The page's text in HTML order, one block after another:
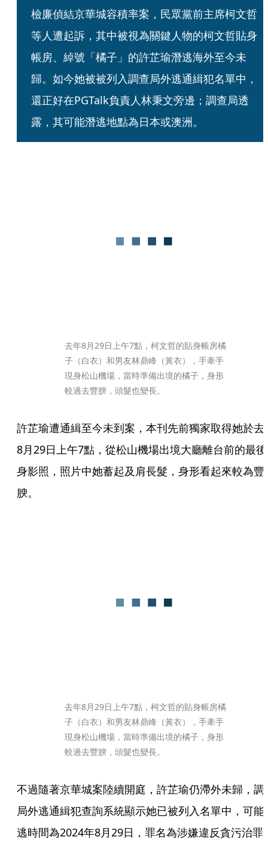
檢廉偵結京華城容積率案，民眾黨前主席柯文哲
等人遭起訴，其中被視為關鍵人物的柯文哲貼身
帳房、綽號「橘子」的許芷瑜潛逃海外至今未
歸。如今她被被列入調查局外逃通緝犯名單中，
還正好在PGTalk負責人林秉文旁邊；調查局透
露，其可能潛逃地點為日本或澳洲。
去年8月29日上午7點，柯文哲的貼身帳房橘
子（白衣）和男友林鼎峰（黃衣），手牽手
現身松山機場，當時準備出境的橘子，身形
較過去豐腴，頭髮也變長。
許芷瑜遭通緝至今未到案，本刊先前獨家取得她於去
8月29日上午7點，從松山機場出境大廳離台前的最後
身影照，照片中她蓄起及肩長髮，身形看起來較為豐
腴。
去年8月29日上午7點，柯文哲的貼身帳房橘
子（白衣）和男友林鼎峰（黃衣），手牽手
現身松山機場，當時準備出境的橘子，身形
較過去豐腴，頭髮也變長。
不過隨著京華城案陸續開庭，許芷瑜仍滯外未歸，調
局外逃通緝犯查詢系統顯示她已被列入名單中，可能
逃時間為2024年8月29日，罪名為涉嫌違反貪污治罪